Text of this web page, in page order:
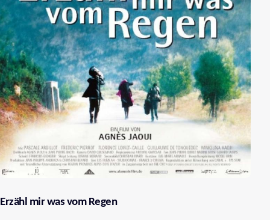
Erzähl mir was vom Regen